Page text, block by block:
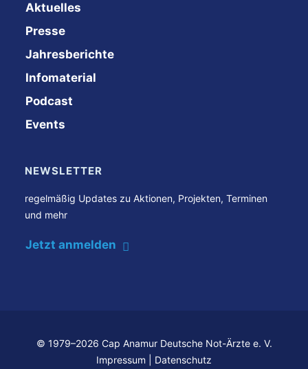
Aktuelles
Presse
Jahresberichte
Infomaterial
Podcast
Events
NEWSLETTER
regelmäßig Updates zu Aktionen, Projekten, Terminen
und mehr
Jetzt anmelden
© 1979–2026 Cap Anamur Deutsche Not-Ärzte e. V.
Impressum
Datenschutz